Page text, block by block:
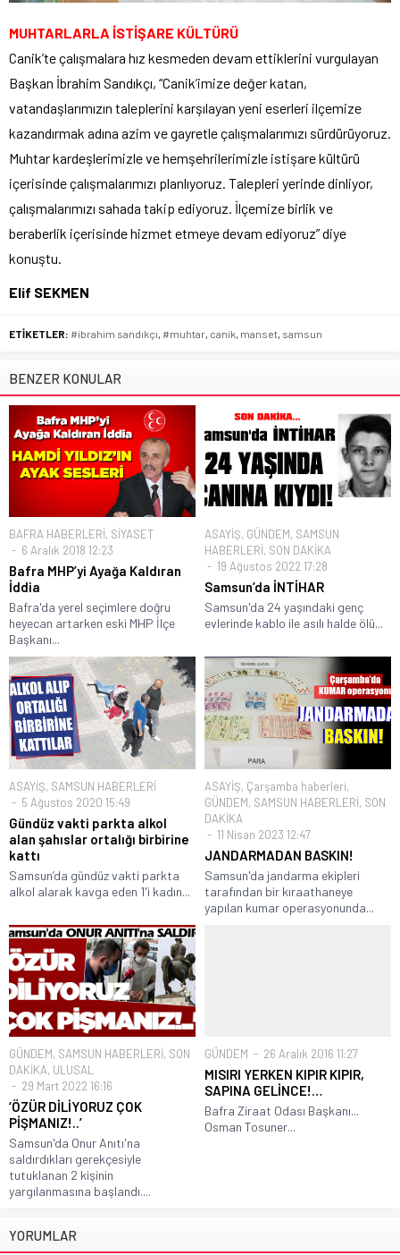
MUHTARLARLA İSTİŞARE KÜLTÜRÜ
Canik’te çalışmalara hız kesmeden devam ettiklerini vurgulayan
Başkan İbrahim Sandıkçı, “Canik’imize değer katan,
vatandaşlarımızın taleplerini karşılayan yeni eserleri ilçemize
kazandırmak adına azim ve gayretle çalışmalarımızı sürdürüyoruz.
Muhtar kardeşlerimizle ve hemşehrilerimizle istişare kültürü
içerisinde çalışmalarımızı planlıyoruz. Talepleri yerinde dinliyor,
çalışmalarımızı sahada takip ediyoruz. İlçemize birlik ve
beraberlik içerisinde hizmet etmeye devam ediyoruz” diye
konuştu.
Elif SEKMEN
ETİKETLER: #ibrahim sandıkçı, #muhtar, canik, manset, samsun
BENZER KONULAR
BAFRA HABERLERİ, SİYASET
6 Aralık 2018 12:23
Bafra MHP’yi Ayağa Kaldıran
İddia
Bafra'da yerel seçimlere doğru
heyecan artarken eski MHP İlçe
Başkanı...
ASAYİŞ, GÜNDEM, SAMSUN
HABERLERİ, SON DAKİKA
19 Ağustos 2022 17:28
Samsun’da İNTİHAR
Samsun'da 24 yaşındaki genç
evlerinde kablo ile asılı halde ölü...
ASAYİŞ, SAMSUN HABERLERİ
5 Ağustos 2020 15:49
Gündüz vakti parkta alkol
alan şahıslar ortalığı birbirine
kattı
Samsun’da gündüz vakti parkta
alkol alarak kavga eden 1'i kadın...
ASAYİŞ, Çarşamba haberleri,
GÜNDEM, SAMSUN HABERLERİ, SON
DAKİKA
11 Nisan 2023 12:47
JANDARMADAN BASKIN!
Samsun'da jandarma ekipleri
tarafından bir kıraathaneye
yapılan kumar operasyonunda...
GÜNDEM, SAMSUN HABERLERİ, SON
DAKİKA, ULUSAL
29 Mart 2022 16:16
‘ÖZÜR DİLİYORUZ ÇOK
PİŞMANIZ!..’
Samsun'da Onur Anıtı'na
saldırdıkları gerekçesiyle
tutuklanan 2 kişinin
yargılanmasına başlandı....
GÜNDEM 26 Aralık 2016 11:27
MISIRI YERKEN KIPIR KIPIR,
SAPINA GELİNCE!…
Bafra Ziraat Odası Başkanı...
Osman Tosuner...
YORUMLAR